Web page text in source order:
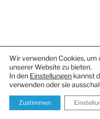
Wir verwenden Cookies,
unserer Website zu bieten.
In den Einstellungen kannst
verwenden oder sie
Zustimmen